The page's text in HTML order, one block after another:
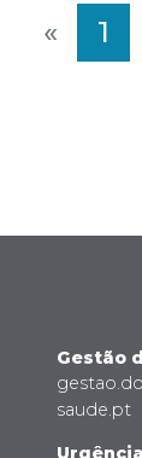
« 1
Gestão
saude.pt
Urgência